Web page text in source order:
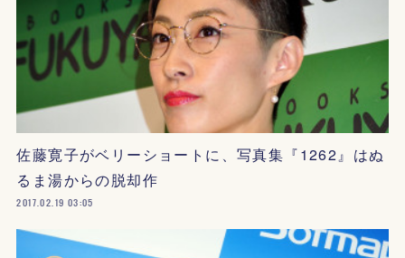
佐藤寛子がベリーショートに、写真集『1262』はぬ
るま湯からの脱却作
2017.02.19 03:05